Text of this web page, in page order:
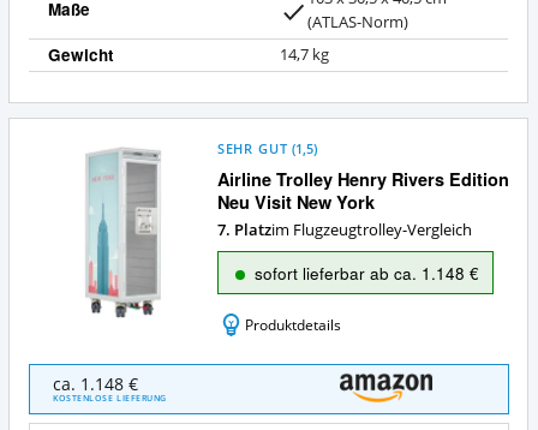
Maße
(ATLAS-Norm)
Gewicht 14,7 kg
Airline Trolley Henry Rivers Edition
Neu Visit New York
SEHR GUT (1,5)
7. Platzim Flugzeugtrolley-Vergleich
sofort lieferbar ab ca. 1.148 €
Produktdetails
Trolley
Henry
ca. 1.148 €
KOSTENLOSE LIEFERUNG